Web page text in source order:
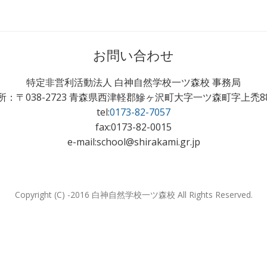
お問い合わせ
特定非営利活動法人 白神自然学校一ツ森校 事務局
：〒038-2723 青森県西津軽郡鰺ヶ沢町大字一ツ森町字上禿
tel:0173-82-7057
fax:0173-82-0015
e-mail:school@shirakami.gr.jp
Copyright (C) -2016 白神自然学校一ツ森校 All Rights Reserved.